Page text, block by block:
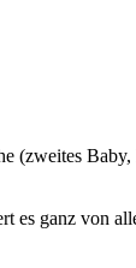
Baby,
es ganz von